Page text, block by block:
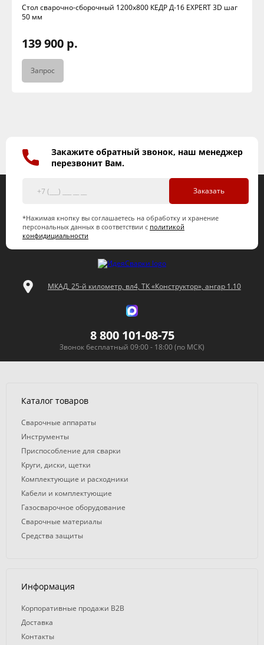
Стол сварочно-сборочный 1200х800 КЕДР Д-16 EXPERT 3D шаг
50 мм
139 900 р.
Запрос
Закажите обратный звонок, наш менеджер
перезвонит Вам.
Заказать
*Нажимая кнопку вы соглашаетесь на обработку и хранение
персональных данных в соответствии с политикой
конфидициальности
МКАД, 25-й километр, вл4, ТК «Конструктор», ангар 1.10
8 800 101-08-75
Звонок бесплатный 09:00 - 18:00 (по МСК)
Каталог товаров
Сварочные аппараты
Инструменты
Приспособление для сварки
Круги, диски, щетки
Комплектующие и расходники
Кабели и комплектующие
Газосварочное оборудование
Сварочные материалы
Средства защиты
Информация
Корпоративные продажи B2B
Доставка
Контакты